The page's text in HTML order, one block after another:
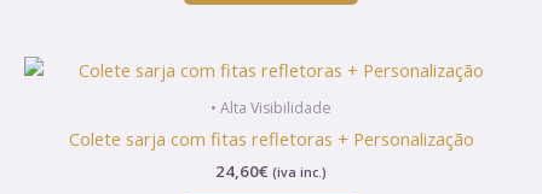
chosen
product
• Alta Visibilidade
Colete sarja com fitas refletoras + Personalização
24,60€ (iva inc.)
This
multiple